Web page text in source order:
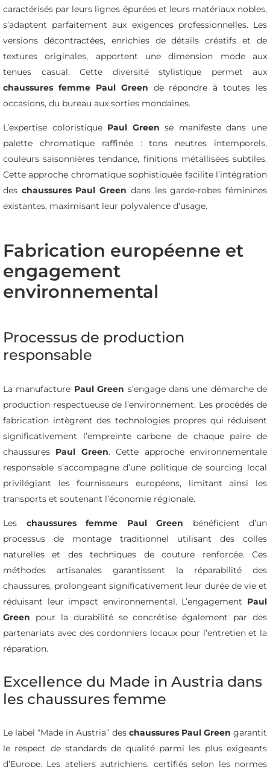
caractérisés par leurs lignes épurées et leurs matériaux nobles,
s’adaptent parfaitement aux exigences professionnelles. Les
versions décontractées, enrichies de détails créatifs et de
textures originales, apportent une dimension mode aux
tenues casual. Cette diversité stylistique permet aux
chaussures femme Paul Green de répondre à toutes les
occasions, du bureau aux sorties mondaines.
L’expertise coloristique Paul Green se manifeste dans une
palette chromatique raffinée : tons neutres intemporels,
couleurs saisonnières tendance, finitions métallisées subtiles.
Cette approche chromatique sophistiquée facilite l’intégration
des chaussures Paul Green dans les garde-robes féminines
existantes, maximisant leur polyvalence d’usage.
Fabrication européenne et
engagement
environnemental
Processus de production
responsable
La manufacture Paul Green s’engage dans une démarche de
production respectueuse de l’environnement. Les procédés de
fabrication intègrent des technologies propres qui réduisent
significativement l’empreinte carbone de chaque paire de
chaussures Paul Green. Cette approche environnementale
responsable s’accompagne d’une politique de sourcing local
privilégiant les fournisseurs européens, limitant ainsi les
transports et soutenant l’économie régionale.
Les chaussures femme Paul Green bénéficient d’un
processus de montage traditionnel utilisant des colles
naturelles et des techniques de couture renforcée. Ces
méthodes artisanales garantissent la réparabilité des
chaussures, prolongeant significativement leur durée de vie et
réduisant leur impact environnemental. L’engagement Paul
Green pour la durabilité se concrétise également par des
partenariats avec des cordonniers locaux pour l’entretien et la
réparation.
Excellence du Made in Austria dans
les chaussures femme
Le label “Made in Austria” des chaussures Paul Green garantit
le respect de standards de qualité parmi les plus exigeants
d’Europe. Les ateliers autrichiens, certifiés selon les normes